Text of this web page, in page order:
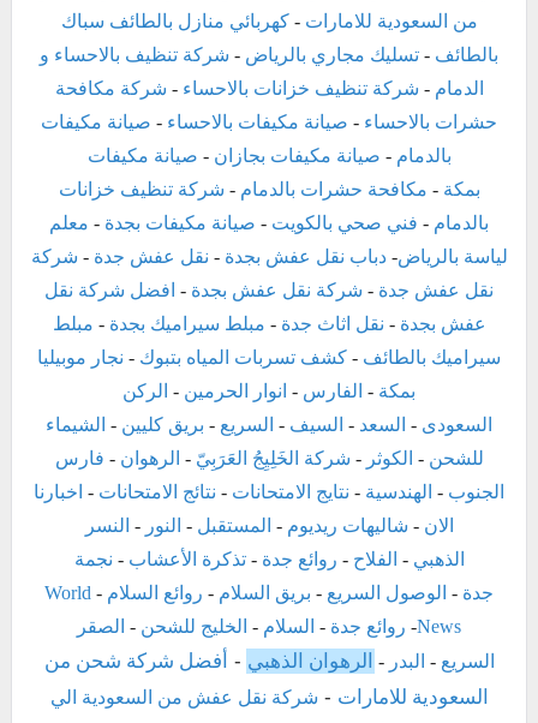
من السعودية للامارات -كهربائي منازل بالطائف سباك
بالطائف - تسليك مجاري بالرياض - شركة تنظيف بالاحساء و
الدمام - شركة تنظيف خزانات بالاحساء - شركة مكافحة
حشرات بالاحساء - صيانة مكيفات بالاحساء - صيانة مكيفات
بالدمام - صيانة مكيفات بجازان - صيانة مكيفات
بمكة - مكافحة حشرات بالدمام - شركة تنظيف خزانات
بالدمام - فني صحي بالكويت - صيانة مكيفات بجدة - معلم
لياسة بالرياض-دباب نقل عفش بجدة - نقل عفش جدة - شركة
نقل عفش جدة - شركة نقل عفش بجدة - افضل شركة نقل
عفش بجدة - نقل اثاث جدة - مبلط سيراميك بجدة - مبلط
سيراميك بالطائف - كشف تسربات المياه بتبوك - نجار موبيليا
بمكة - الفارس - انوار الحرمين - الركن
السعودى - السعد - السيف - السريع - بريق كليين - الشيماء
للشحن - الكوثر - شركة الخَلِيِجُ العَرَبِيّ - الرهوان - فارس
الجنوب - الهندسية - نتايج الامتحانات - نتائج الامتحانات - اخبارنا
الان - شاليهات ريديوم - المستقبل - النور - النسر
الذهبي - الفلاح - روائع جدة -تذكرة الأعشاب - نجمة
جدة - الوصول السريع - بريق السلام - روائع السلام -
World
News
- روائع جدة - السلام - الخليج للشحن - الصقر
السريع - البدر - الرهوان الذهبي - أفضل شركة شحن من
السعودية للامارات - شركة نقل عفش من السعودية الي